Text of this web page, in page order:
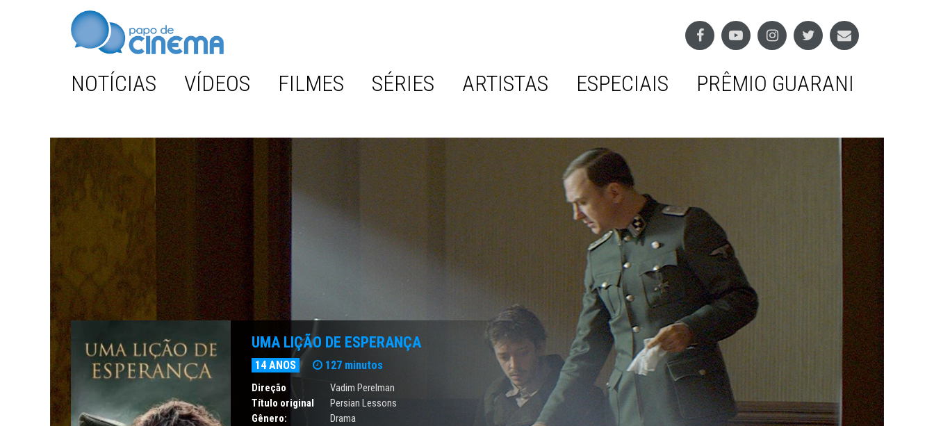
NOTÍCIAS VÍDEOS FILMES SÉRIES ARTISTAS ESPECIAIS PRÊMIO GUARANI
UMA LIÇÃO DE ESPERANÇA
14 ANOS 127 minutos
Direção
Vadim Perelman
Título original
Persian Lessons
Gênero:
Drama